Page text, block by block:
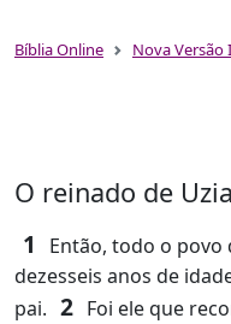
Bíblia Online Nova
O reinado de
1
Então, todo o povo
dezesseis anos de
pai. 2 Foi ele que